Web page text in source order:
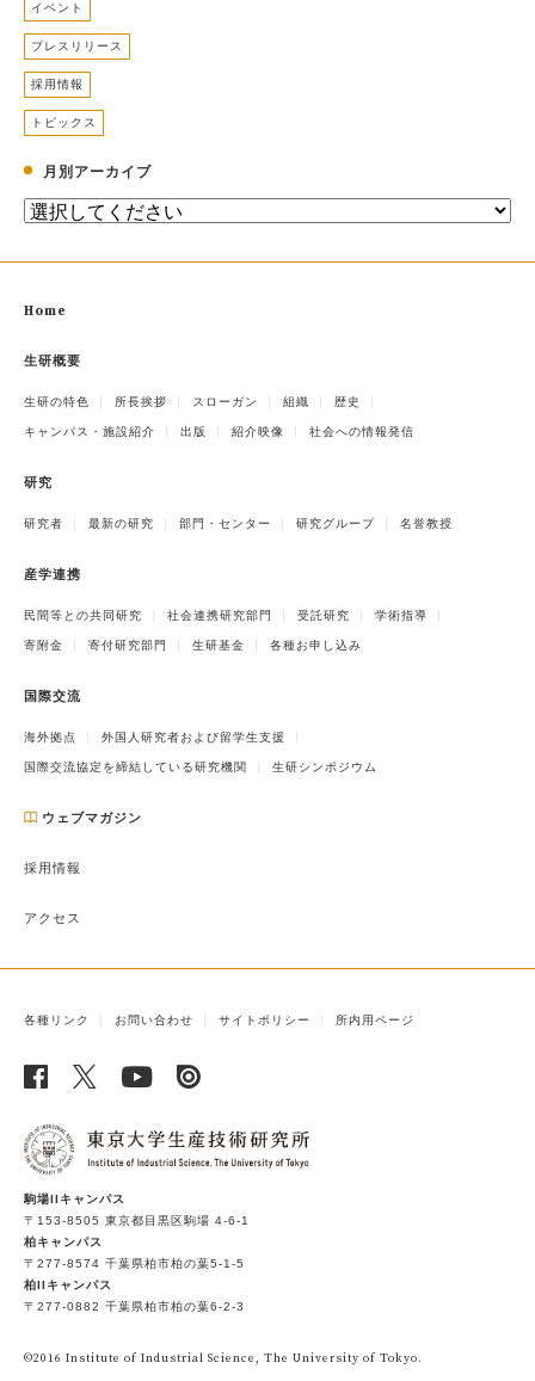
イベント
プレスリリース
採用情報
トピックス
月別アーカイブ
Home
生研概要
生研の特色 所長挨拶 スローガン 組織 歴史
キャンパス・施設紹介 出版 紹介映像 社会への情報発信
研究
研究者 最新の研究 部門・センター 研究グループ 名誉教授
産学連携
民間等との共同研究 社会連携研究部門 受託研究 学術指導
寄附金 寄付研究部門 生研基金 各種お申し込み
国際交流
海外拠点 外国人研究者および留学生支援
国際交流協定を締結している研究機関 生研シンポジウム
ウェブマガジン
採用情報
アクセス
各種リンク お問い合わせ サイトポリシー 所内用ページ
駒場IIキャンパス
〒153-8505 東京都目黒区駒場 4-6-1
柏キャンパス
〒277-8574 千葉県柏市柏の葉5-1-5
柏IIキャンパス
〒277-0882 千葉県柏市柏の葉6-2-3
©2016 Institute of Industrial Science, The University of Tokyo.